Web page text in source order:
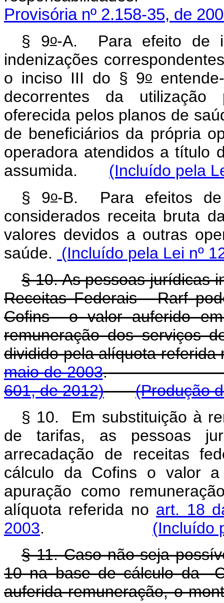
Provisória nº 2.158-35, de
§ 9o-A. Para efeito de
indenizações
o inciso III do § 9o
decorrentes da utilização
oferecida pelos planos de
de beneficiários da própria
operadora atendidos a título
assumida. (Incluído pela
§ 9o-B. Para efeitos
considerados receita bruta
valores devidos a outras
saúde.
(Incluído pela Lei nº
§ 10. As pessoas jurídicas
Receitas Federais - Rarf
Cofins o valor auferido
remuneração dos serviços
dividido pela alíquota
maio de 2003.
601, de 2012)
(Produção
§ 10. Em substituição à
de tarifas, as pessoas
arrecadação de receitas
cálculo da Cofins o valor
apuração como
alíquota referida no art. 18
2003.
(Incluído
§ 11. Caso não seja
10 na base de cálculo da
auferida remuneração, o